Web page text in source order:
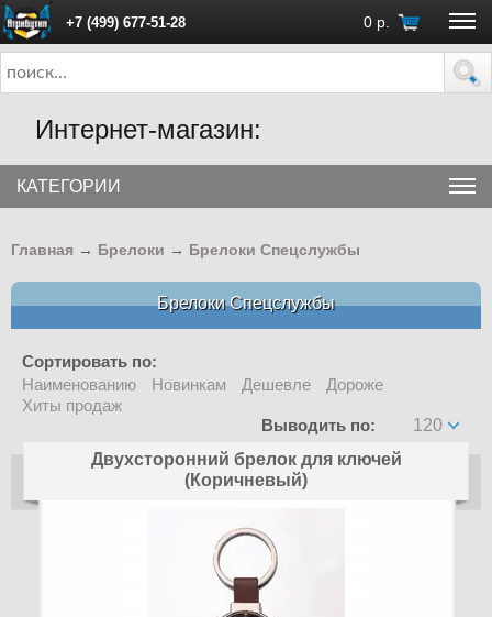
+7 (499) 677-51-28 0 р.
ПН - ПТ с 10:00 до 18:00 (Москва)
Интернет-магазин:
КАТЕГОРИИ
Главная → Брелоки → Брелоки Спецслужбы
Брелоки Спецслужбы
Сортировать по:
Наименованию
Новинкам Дешевле
Дороже
Хиты продаж
Выводить по:
120
Двухсторонний брелок для ключей
(Коричневый)